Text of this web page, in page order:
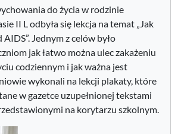
do życia w rodzinie
II L odbyła się lekcja na temat „Jak
Jednym z celów było
jak łatwo można ulec zakażeniu
codziennym i jak ważna jest
wykonali na lekcji plakaty, które
w gazetce uzupełnionej tekstami
na korytarzu szkolnym.